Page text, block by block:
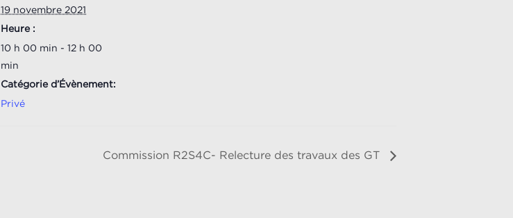
19 novembre 2021
Heure :
10 h 00 min - 12 h 00
min
Catégorie d’Évènement:
Privé
Commission R2S4C- Relecture des travaux des GT